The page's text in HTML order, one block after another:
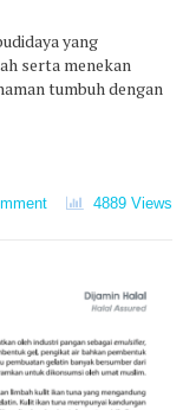
yang
serta menekan
tumbuh dengan
4889 Views